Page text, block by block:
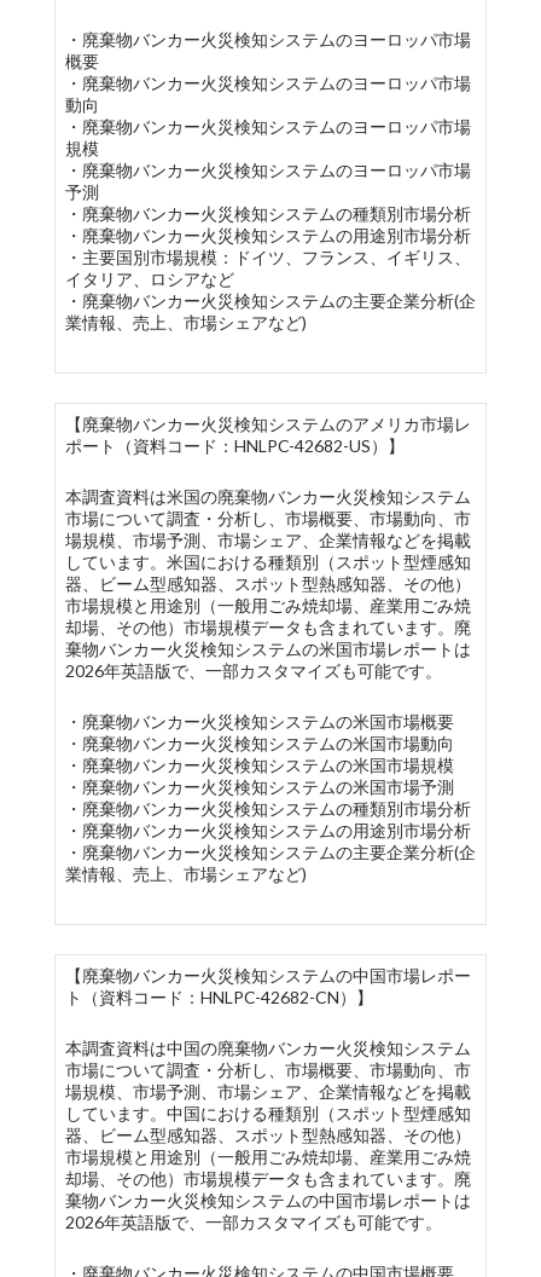
・廃棄物バンカー火災検知システムのヨーロッパ市場
概要
・廃棄物バンカー火災検知システムのヨーロッパ市場
動向
・廃棄物バンカー火災検知システムのヨーロッパ市場
規模
・廃棄物バンカー火災検知システムのヨーロッパ市場
予測
・廃棄物バンカー火災検知システムの種類別市場分析
・廃棄物バンカー火災検知システムの用途別市場分析
・主要国別市場規模：ドイツ、フランス、イギリス、
イタリア、ロシアなど
・廃棄物バンカー火災検知システムの主要企業分析(企
業情報、売上、市場シェアなど)
【廃棄物バンカー火災検知システムのアメリカ市場レ
ポート（資料コード：HNLPC-42682-US）】
本調査資料は米国の廃棄物バンカー火災検知システム
市場について調査・分析し、市場概要、市場動向、市
場規模、市場予測、市場シェア、企業情報などを掲載
しています。米国における種類別（スポット型煙感知
器、ビーム型感知器、スポット型熱感知器、その他）
市場規模と用途別（一般用ごみ焼却場、産業用ごみ焼
却場、その他）市場規模データも含まれています。廃
棄物バンカー火災検知システムの米国市場レポートは
2026年英語版で、一部カスタマイズも可能です。
・廃棄物バンカー火災検知システムの米国市場概要
・廃棄物バンカー火災検知システムの米国市場動向
・廃棄物バンカー火災検知システムの米国市場規模
・廃棄物バンカー火災検知システムの米国市場予測
・廃棄物バンカー火災検知システムの種類別市場分析
・廃棄物バンカー火災検知システムの用途別市場分析
・廃棄物バンカー火災検知システムの主要企業分析(企
業情報、売上、市場シェアなど)
【廃棄物バンカー火災検知システムの中国市場レポー
ト（資料コード：HNLPC-42682-CN）】
本調査資料は中国の廃棄物バンカー火災検知システム
市場について調査・分析し、市場概要、市場動向、市
場規模、市場予測、市場シェア、企業情報などを掲載
しています。中国における種類別（スポット型煙感知
器、ビーム型感知器、スポット型熱感知器、その他）
市場規模と用途別（一般用ごみ焼却場、産業用ごみ焼
却場、その他）市場規模データも含まれています。廃
棄物バンカー火災検知システムの中国市場レポートは
2026年英語版で、一部カスタマイズも可能です。
・廃棄物バンカー火災検知システムの中国市場概要